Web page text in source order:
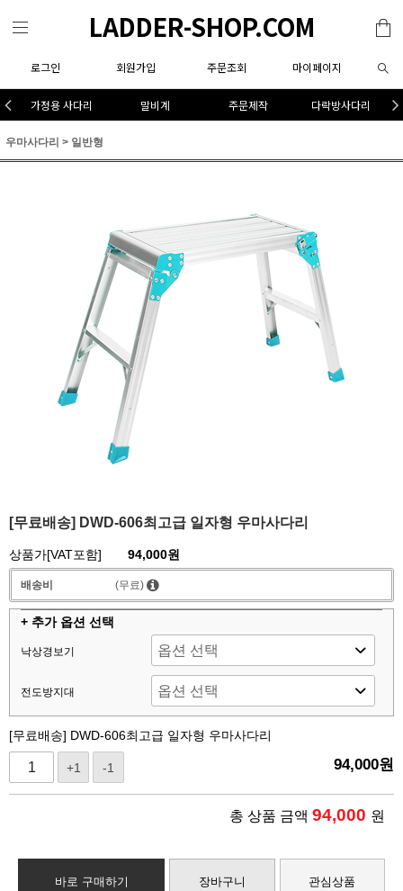
LADDER-SHOP.COM
로그인 회원가입 주문조회 마이페이지
가정용 사다리 말비계 주문제작 다락방사다리
우마사다리 > 일반형
[무료배송] DWD-606최고급 일자형 우마사다리
상품가[VAT포함] 94,000원
배송비 (무료)
+ 추가 옵션 선택
낙상경보기
전도방지대
[무료배송] DWD-606최고급 일자형 우마사다리
+1 -1 94,000원
총 상품 금액 94,000 원
바로 구매하기 장바구니 관심상품